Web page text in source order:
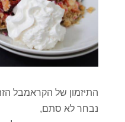
התיזמון של הקראמבל
נבחר לא סתם,